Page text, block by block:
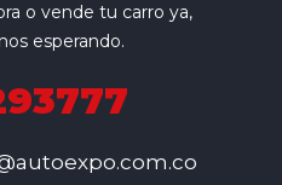
o vende tu carro ya,
esperando.